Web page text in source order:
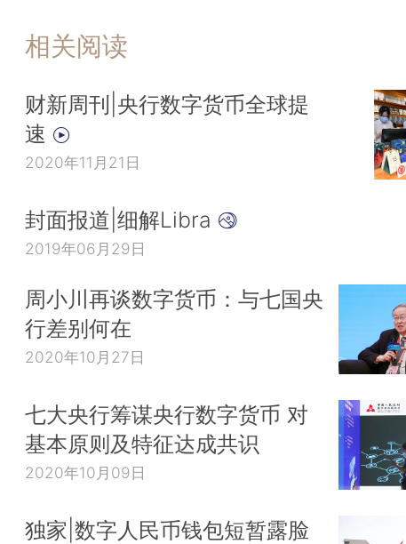
相关阅读
财新周刊|央行数字货币全球提
速
2020年11月21日
封面报道|细解Libra
2019年06月29日
周小川再谈数字货币：与七国央
行差别何在
2020年10月27日
七大央行筹谋央行数字货币 对
基本原则及特征达成共识
2020年10月09日
独家|数字人民币钱包短暂露脸